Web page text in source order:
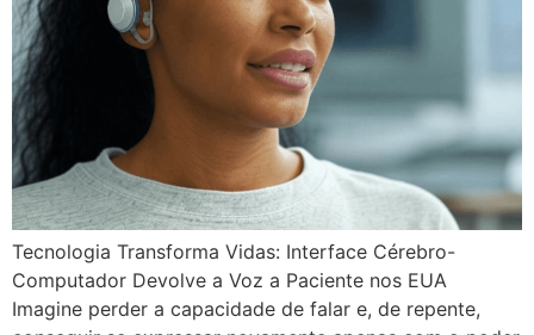
Tecnologia Transforma Vidas: Interface Cérebro-
Computador Devolve a Voz a Paciente nos EUA
Imagine perder a capacidade de falar e, de repente,